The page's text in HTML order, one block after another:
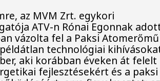
az MVM Zrt. egykori
ATV-n Rónai Egonnak
vázolta fel a Paksi Atomerőmű
technológiai
aki korábban éveken át felelt
fejlesztésekért és a paksi